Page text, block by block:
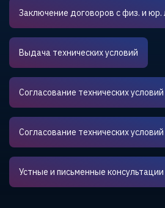
Заключение договоров с физ. и юр.
Выдача технических условий
Согласование технических условий
Согласование технических условий
Устные и письменные